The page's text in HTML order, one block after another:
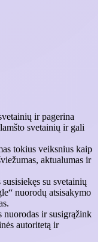
ir pagerina
svetainių ir gali
tokius veiksnius kaip
aktualumas ir
su svetainių
nuorodų atsisakymo
nuorodas ir susigrąžink
autoritetą ir